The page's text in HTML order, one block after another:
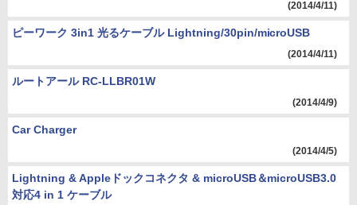
(2014/4/11)
ピーワーク 3in1 光るケーブル Lightning/30pin/microUSB
(2014/4/11)
ルートアール RC-LLBR01W
(2014/4/9)
Car Charger
(2014/4/5)
Lightning & Appleドックコネクタ & microUSB＆microUSB3.0
対応4 in 1 ケーブル